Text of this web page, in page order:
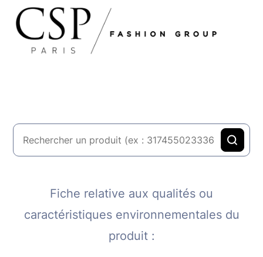
Fiche relative aux qualités ou
caractéristiques environnementales du
produit :​